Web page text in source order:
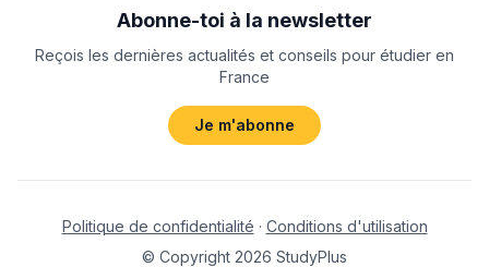
Abonne-toi à la newsletter
Reçois les dernières actualités et conseils pour étudier en
France
Je m'abonne
Politique de confidentialité · Conditions d'utilisation
© Copyright 2026 StudyPlus